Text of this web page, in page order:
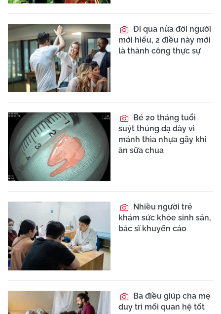
Đi qua nửa đời người
mới hiểu, 2 điều này mới
là thành công thực sự
Bé 20 tháng tuổi
suýt thủng dạ dày vì
mảnh thìa nhựa gãy khi
ăn sữa chua
Nhiều người trẻ
khám sức khỏe sinh sản,
bác sĩ khuyến cáo
Ba điều giúp cha mẹ
duy trì mối quan hệ tốt